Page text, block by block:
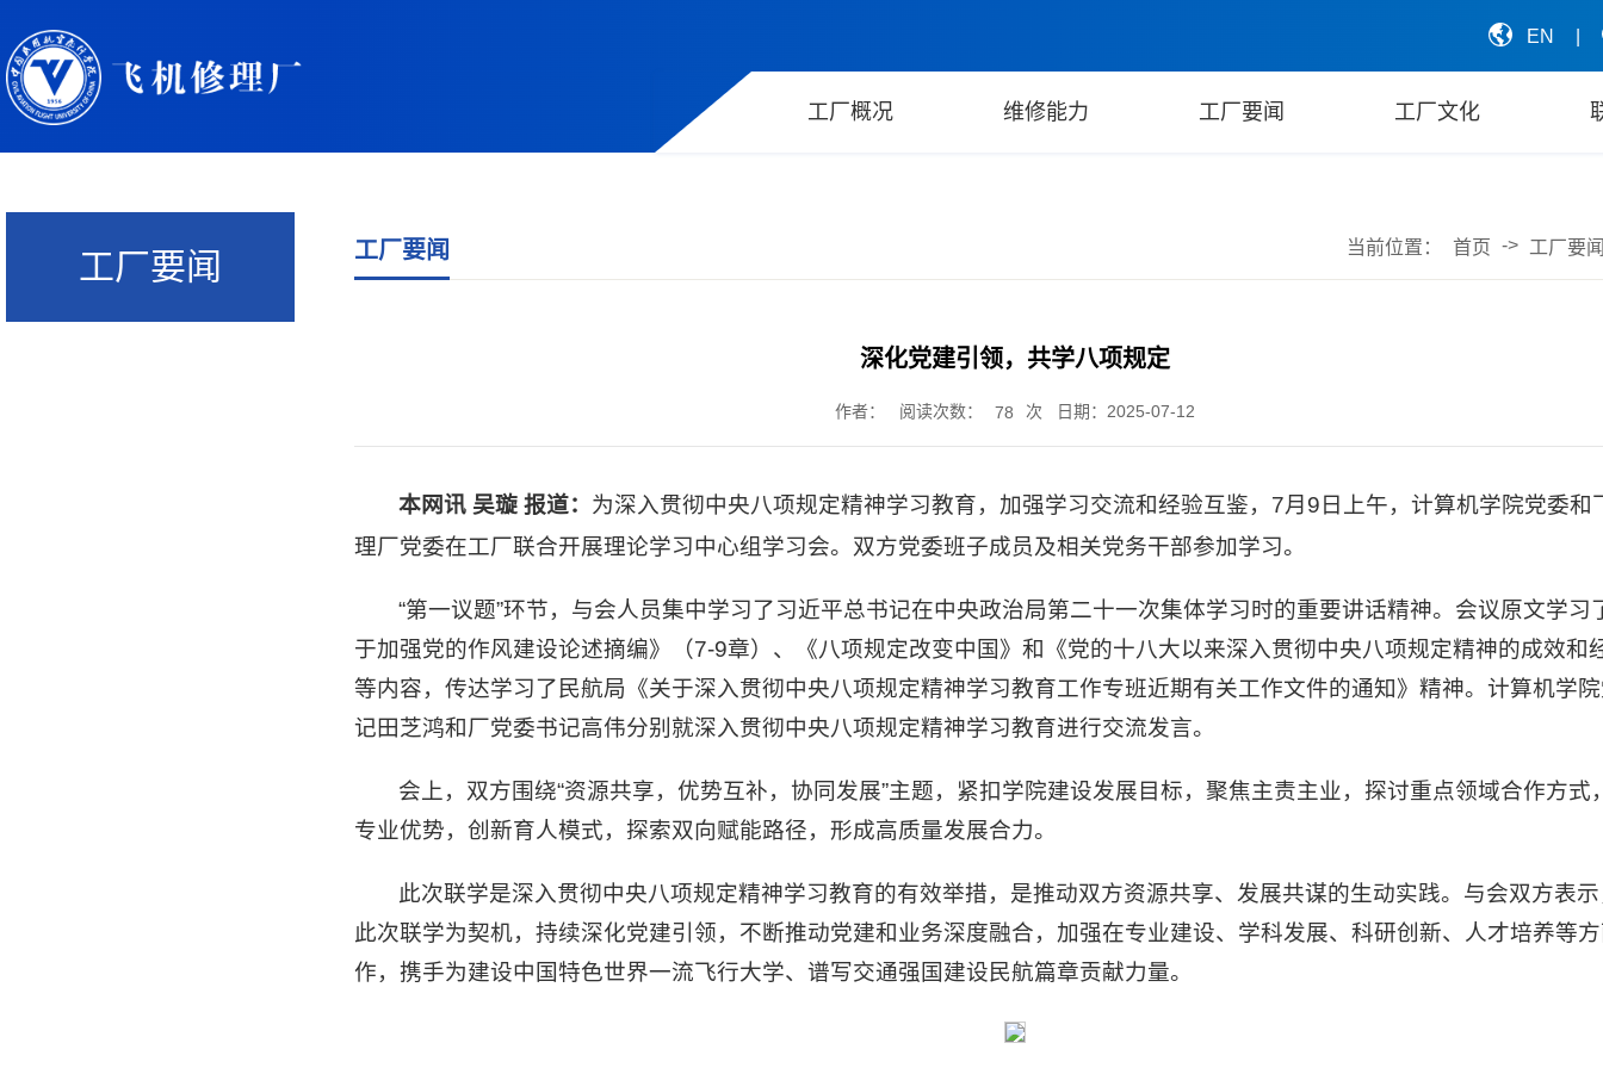
EN
工厂概况 维修能力 工厂要闻 工厂文化
工厂要闻 工厂要闻 当前位置： 首页 -> 工厂要
深化党建引领，共学八项规定
作者： 阅读次数： 78 次 日期：2025-07-12
本网讯 吴璇 报道： 为深入贯彻中央八项规定精神学习教育，加强学习交流和经验互鉴，7月9日上午，计算机学院党委和
理厂党委在工厂联合开展理论学习中心组学习会。双方党委班子成员及相关党务干部参加学习。
“第一议题”环节，与会人员集中学习了习近平总书记在中央政治局第二十一次集体学习时的重要讲话精神。会议原文学习
于加强党的作风建设论述摘编》（7-9章）、《八项规定改变中国》和《党的十八大以来深入贯彻中央八项规定精神的成效和
等内容，传达学习了民航局《关于深入贯彻中央八项规定精神学习教育工作专班近期有关工作文件的通知》精神。计算机学
记田芝鸿和厂党委书记高伟分别就深入贯彻中央八项规定精神学习教育进行交流发言。
会上，双方围绕“资源共享，优势互补，协同发展”主题，紧扣学院建设发展目标，聚焦主责主业，探讨重点领域合作方式
专业优势，创新育人模式，探索双向赋能路径，形成高质量发展合力。
此次联学是深入贯彻中央八项规定精神学习教育的有效举措，是推动双方资源共享、发展共谋的生动实践。与会双方表
此次联学为契机，持续深化党建引领，不断推动党建和业务深度融合，加强在专业建设、学科发展、科研创新、人才培养等
作，携手为建设中国特色世界一流飞行大学、谱写交通强国建设民航篇章贡献力量。